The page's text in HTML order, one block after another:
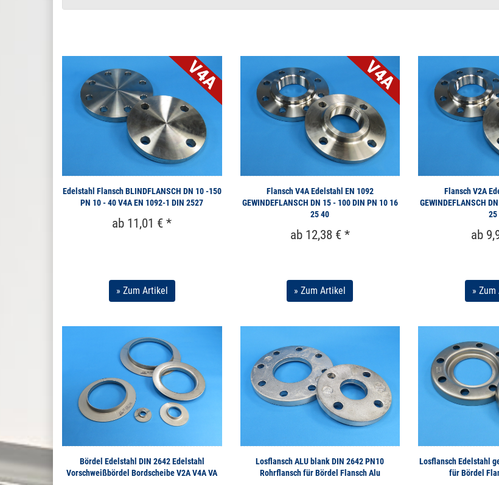
Edelstahl Flansch BLINDFLANSCH DN 10 -150
PN 10 - 40 V4A EN 1092-1 DIN 2527
ab 11,01 € *
» Zum Artikel
Flansch V4A Edelstahl EN 1092
GEWINDEFLANSCH DN 15 - 100 DIN PN 10 16
25 40
ab 12,38 € *
» Zum Artikel
Flansch V2A
GEWINDEFLANSCH
25
ab
»
Bördel Edelstahl DIN 2642 Edelstahl
Vorschweißbördel Bordscheibe V2A V4A VA
Losflansch ALU blank DIN 2642 PN10
Rohrflansch für Bördel Flansch Alu
Losflansch Edelstahl
für Bördel